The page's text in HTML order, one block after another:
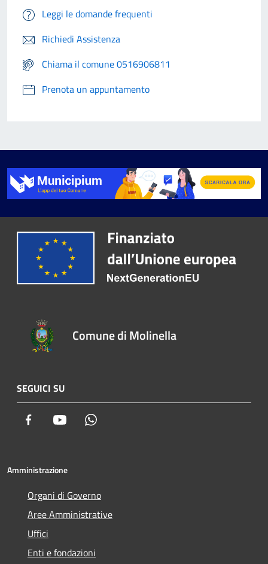
Leggi le domande frequenti
Richiedi Assistenza
Chiama il comune 0516906811
Prenota un appuntamento
Comune di Molinella
SEGUICI SU
Facebook Youtube
Amministrazione
Organi di Governo
Aree Amministrative
Uffici
Enti e fondazioni